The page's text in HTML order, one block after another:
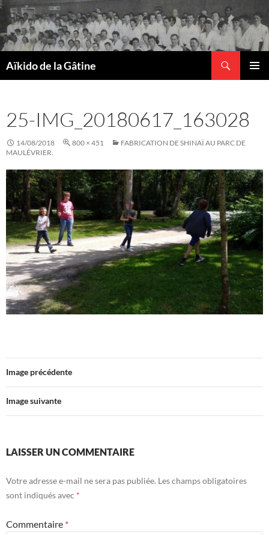
Aïkido de la Gâtine
25-IMG_20180617_163028
14/08/2018 800 × 451
FABRICATION DE SHINAÏ AU PARC DE
MAULÉVRIER.
Image précédente
Image suivante
LAISSER UN COMMENTAIRE
Votre adresse e-mail ne sera pas publiée. Les champs obligatoires
sont indiqués avec *
Commentaire *